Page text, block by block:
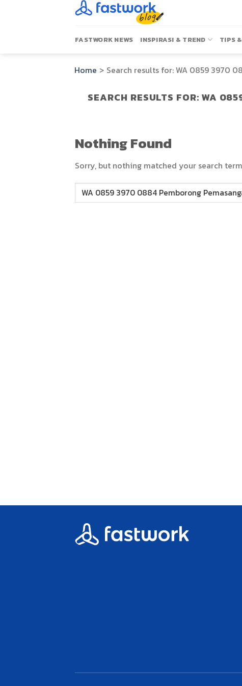
FASTWORK NEWS INSPIRASI & TREND TIPS
Home > Search results for:WA 0859 3970
SEARCH RESULTS FOR: WA
Nothing Found
Sorry, but nothing matched your search